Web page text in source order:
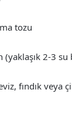
tozu
(yaklaşık 2-3 su
fındık veya